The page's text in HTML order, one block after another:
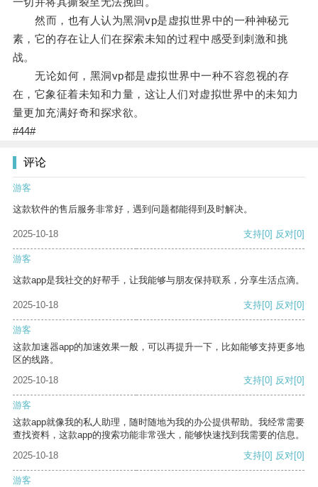
然而，也有人认为黑洞vp是虚拟世界中的一种神秘元
素，它的存在让人们在探索未知的过程中感受到刺激和挑
战。
无论如何，黑洞vp都是虚拟世界中一种不容忽视的存
在，它象征着未知和力量，这让人们对虚拟世界中的未知力
量更加充满好奇和探求欲。
#44#
评论
游客
这款软件的售后服务非常好，遇到问题都能得到及时解决。
2025-10-18 支持[0] 反对[0]
游客
这款app是我社交的好帮手，让我能够与朋友保持联系，分享生活点滴。
2025-10-18 支持[0] 反对[0]
游客
这款加速器app的加速效果一般，可以再提升一下，比如能够支持更多地
区的线路。
2025-10-18
支持[0] 反对[0]
游客
这款app就像我的私人助理，随时随地为我的办公提供帮助。我经常需要
查找资料，这款app的搜索功能非常强大，能够快速找到我需要的信息。
2025-10-18
支持[0] 反对[0]
游客